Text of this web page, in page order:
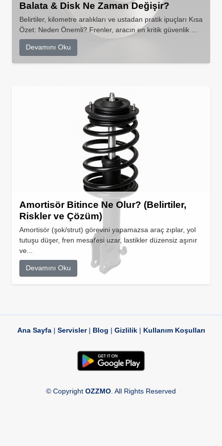
Balata & Disk Ne Zaman Değişir?
Belirtiler, kilometre aralıkları ve ustadan pratik ipuçları Kısa
Özet: Neden Önemli? Frenler, aracın en kritik güvenlik ...
Devamını Oku
Amortisör Bitince Ne Olur? (Belirtiler,
Riskler ve Çözüm)
Amortisör (şok/strut) görevini yapamazsa araç zıplar, yol
tutuşu düşer, fren mesafesi uzar, lastikler düzensiz aşınır
ve...
Devamını Oku
Ana Sayfa| Servisler| Blog | Gizlilik| Kullanım Koşulları
© Copyright OZZMO . All Rights Reserved